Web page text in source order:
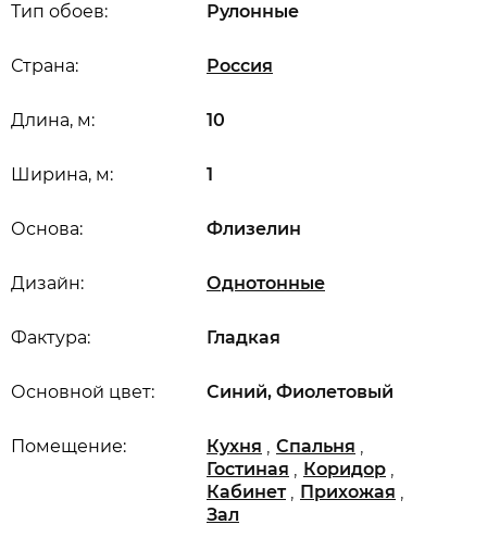
Длина, м: 10
Ширина, м: 1
Основной цвет: Синий, Фиолетовый
Дизайн: Однотонные
Основа: Флизелин
Помещение: Кухня , Спальня ,
Гостиная , Коридор ,
Кабинет , Прихожая ,
Зал
Страна: Россия
Тип обоев: Рулонные
Фактура: Гладкая